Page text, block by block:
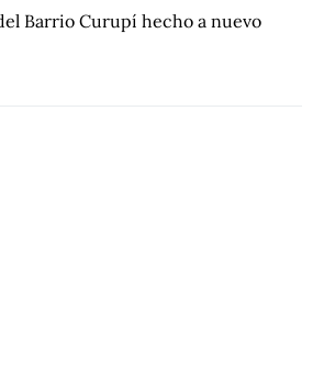
Barrio Curupí hecho a nuevo